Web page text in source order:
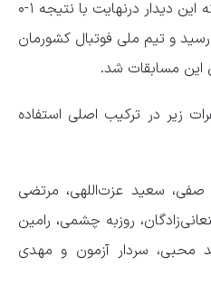
کافا به مصاف ازبکستان رفت که این دیدار درنهایت با نتیجه ۱-۰
رسید و تیم ملی فوتبال کشورمان
این مسابقات شد.
زیر در ترکیب اصلی استفاده
صفی، سعید عزت‌اللهی، مرتضی
روزبه چشمی، رامین
محبی، سردار آزمون و مهدی